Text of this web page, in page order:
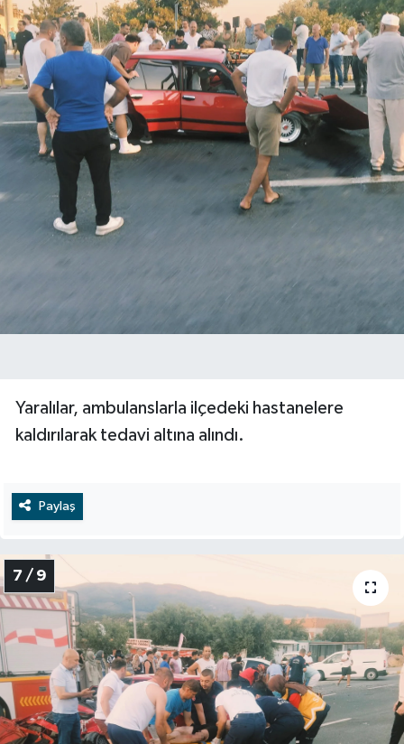
Yaralılar, ambulanslarla ilçedeki hastanelere
kaldırılarak tedavi altına alındı.
Paylaş
7 / 9